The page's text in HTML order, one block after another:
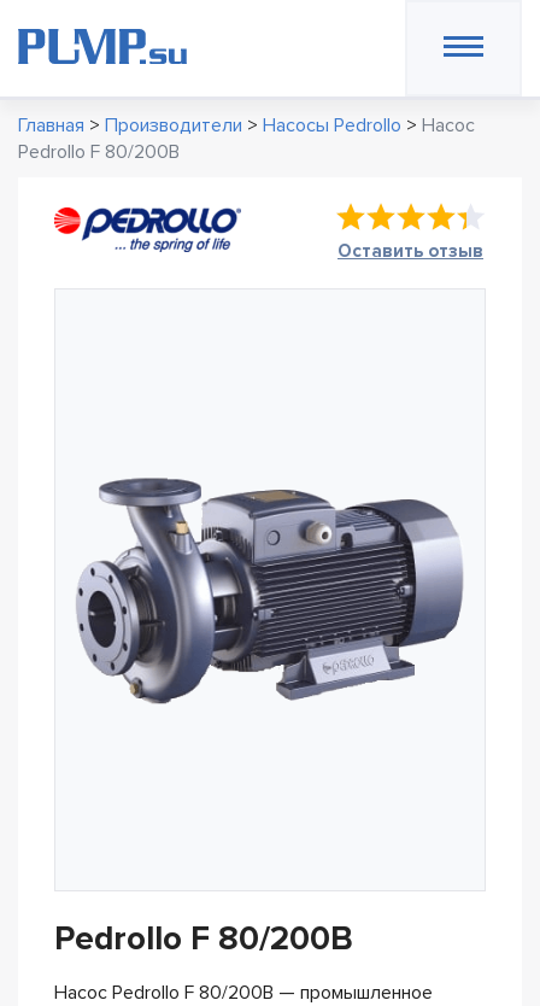
Главная > Производители > Насосы Pedrollo > Насос
Pedrollo F 80/200B
Оставить отзыв
Pedrollo F 80/200B
Насос Pedrollo F 80/200B — промышленное